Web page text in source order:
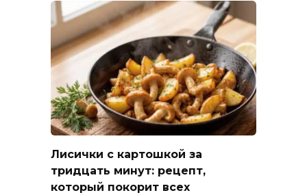
Лисички с картошкой за
тридцать минут: рецепт,
который покорит всех